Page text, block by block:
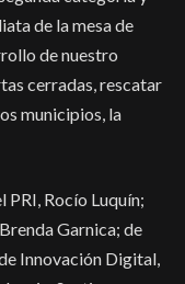
de la mesa de
de nuestro
cerradas, rescatar
municipios, la
PRI, Rocío Luquín;
Garnica; de
Innovación Digital,